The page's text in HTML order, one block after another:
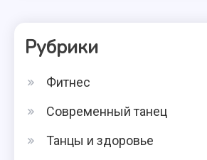
Рубрики
Фитнес
Современный танец
Танцы и здоровье